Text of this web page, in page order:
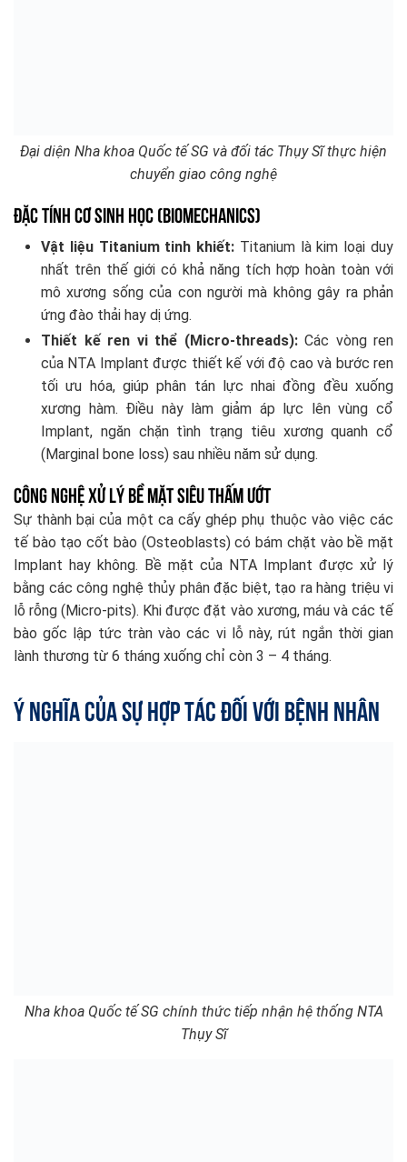
Đại diện Nha khoa Quốc tế SG và đối tác Thụy Sĩ thực hiện
chuyển giao công nghệ
Đặc tính Cơ Sinh Học (Biomechanics)
Vật liệu Titanium tinh khiết: Titanium là kim loại duy
nhất trên thế giới có khả năng tích hợp hoàn toàn với
mô xương sống của con người mà không gây ra phản
ứng đào thải hay dị ứng.
Thiết kế ren vi thể (Micro-threads):Các vòng ren
của NTA Implant được thiết kế với độ cao và bước ren
tối ưu hóa, giúp phân tán lực nhai đồng đều xuống
xương hàm. Điều này làm giảm áp lực lên vùng cổ
Implant, ngăn chặn tình trạng tiêu xương quanh cổ
(Marginal bone loss) sau nhiều năm sử dụng.
Công nghệ xử lý bề mặt siêu thấm ướt
Sự thành bại của một ca cấy ghép phụ thuộc vào việc các
tế bào tạo cốt bào (Osteoblasts) có bám chặt vào bề mặt
Implant hay không. Bề mặt của NTA Implant được xử lý
bằng các công nghệ thủy phân đặc biệt, tạo ra hàng triệu vi
lỗ rỗng (Micro-pits). Khi được đặt vào xương, máu và các tế
bào gốc lập tức tràn vào các vi lỗ này, rút ngắn thời gian
lành thương từ 6 tháng xuống chỉ còn 3 – 4 tháng.
Ý Nghĩa Của Sự Hợp Tác Đối Với Bệnh Nhân
Nha khoa Quốc tế SG chính thức tiếp nhận hệ thống NTA
Thụy Sĩ